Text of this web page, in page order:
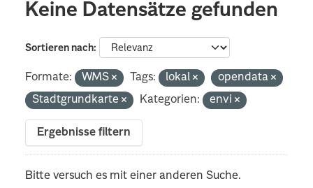
Keine Datensätze gefunden
Sortieren nach
Formate: WMS Tags: lokal
opendata
Stadtgrundkarte
Kategorien: envi
Ergebnisse filtern
Bitte versuch es mit einer anderen Suche.